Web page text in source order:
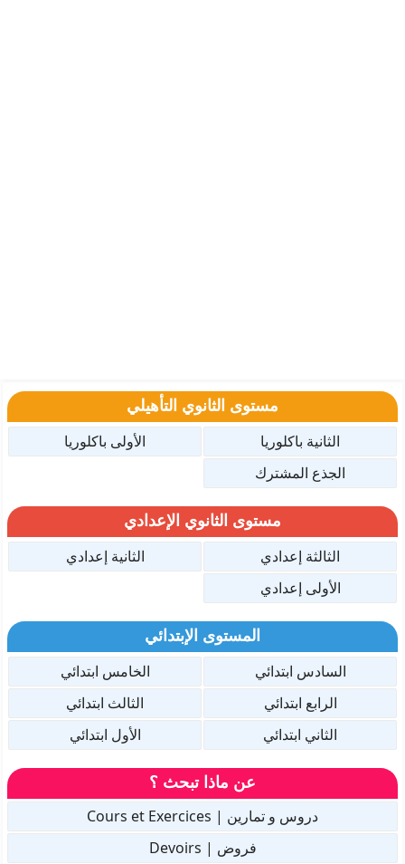
مستوى الثانوي التأهيلي
الثانية باكلوريا
الأولى باكلوريا
الجذع المشترك
مستوى الثانوي الإعدادي
الثالثة إعدادي
الثانية إعدادي
الأولى إعدادي
المستوى الإبتدائي
السادس ابتدائي
الخامس ابتدائي
الرابع ابتدائي
الثالث ابتدائي
الثاني ابتدائي
الأول ابتدائي
عن ماذا تبحث ؟
دروس و تمارين | Cours et Exercices
فروض | Devoirs